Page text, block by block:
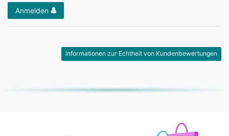
Anmelden
Informationen zur Echtheit von Kundenbewertungen